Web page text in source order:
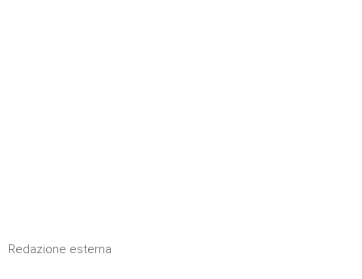
Redazione esterna